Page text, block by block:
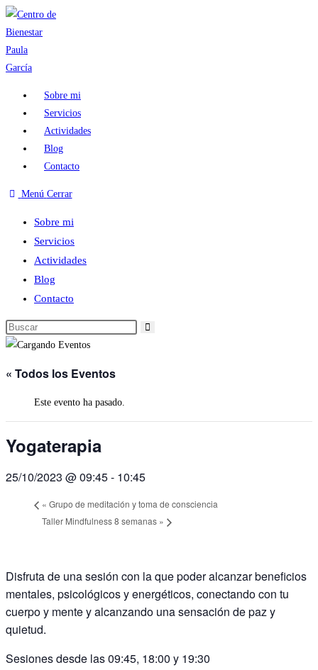
Ir
al
contenido
Sobre mi
Servicios
Actividades
Blog
Contacto
Menú Cerrar
Sobre mi
Servicios
Actividades
Blog
Contacto
« Todos los Eventos
Este evento ha pasado.
Yogaterapia
25/10/2023 @ 09:45- 10:45
« Grupo de meditación y toma de consciencia
Taller Mindfulness 8 semanas »
Disfruta de una sesión con la que poder alcanzar beneficios
mentales, psicológicos y energéticos, conectando con tu
cuerpo y mente y alcanzando una sensación de paz y
quietud.
Sesiones desde las 09:45, 18:00 y 19:30